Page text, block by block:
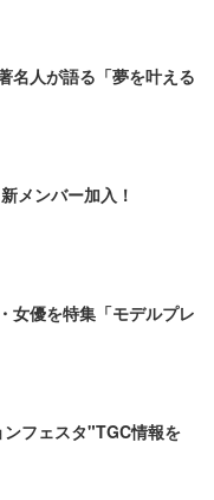
名人が語る「夢を叶える
メンバー加入！
女優を特集「モデルプレ
フェスタ"TGC情報を